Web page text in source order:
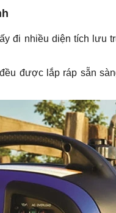
đi nhiều diện tích lưu
được lắp ráp sẵn